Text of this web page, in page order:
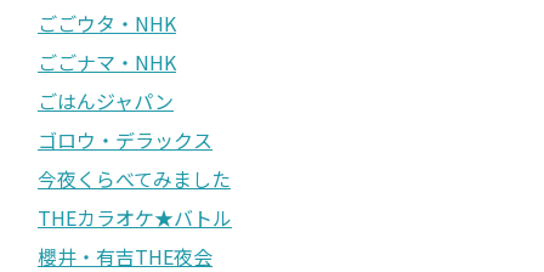
ごごウタ・NHK
ごごナマ・NHK
ごはんジャパン
ゴロウ・デラックス
今夜くらべてみました
THEカラオケ★バトル
櫻井・有吉THE夜会